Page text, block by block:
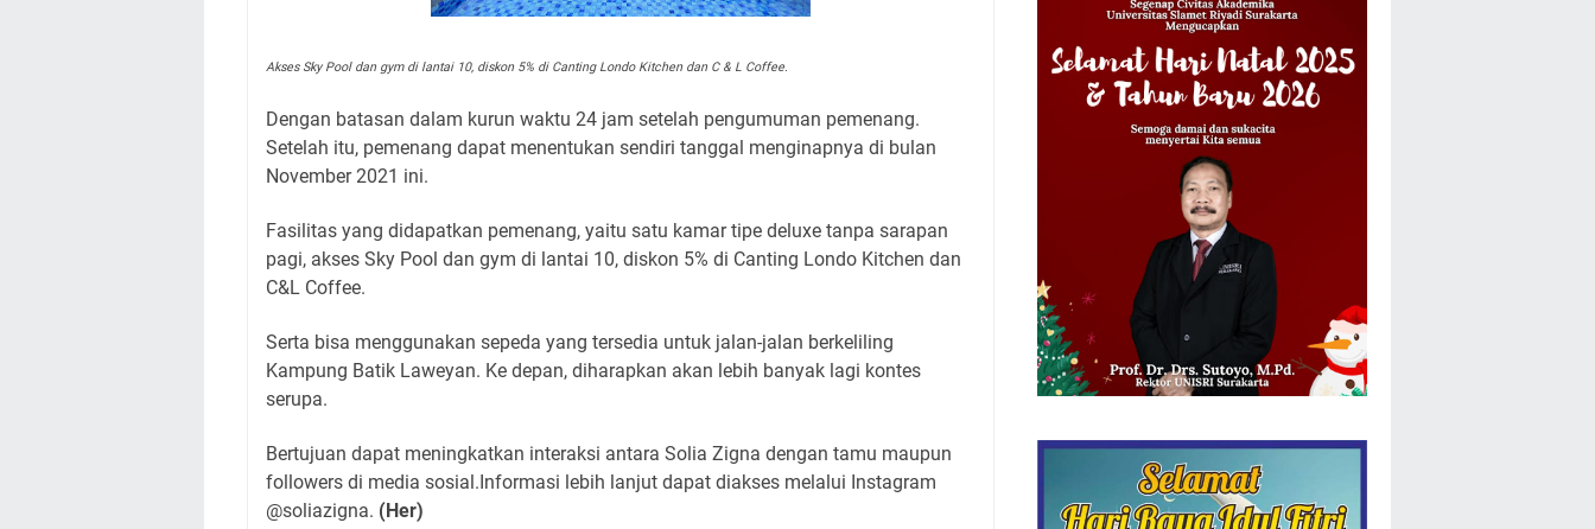
Akses Sky Pool dan gym di lantai 10, diskon 5% di Canting Londo Kitchen dan C & L Coffee.
Dengan batasan dalam kurun waktu 24 jam setelah pengumuman pemenang.
Setelah itu, pemenang dapat menentukan sendiri tanggal menginapnya di bulan
November 2021 ini.
Fasilitas yang didapatkan pemenang, yaitu satu kamar tipe deluxe tanpa sarapan
pagi, akses Sky Pool dan gym di lantai 10, diskon 5% di Canting Londo Kitchen dan
C&L Coffee.
Serta bisa menggunakan sepeda yang tersedia untuk jalan-jalan berkeliling
Kampung Batik Laweyan. Ke depan, diharapkan akan lebih banyak lagi kontes
serupa.
Bertujuan dapat meningkatkan interaksi antara Solia Zigna dengan tamu maupun
followers di media sosial.Informasi lebih lanjut dapat diakses melalui Instagram
@soliazigna. (Her)